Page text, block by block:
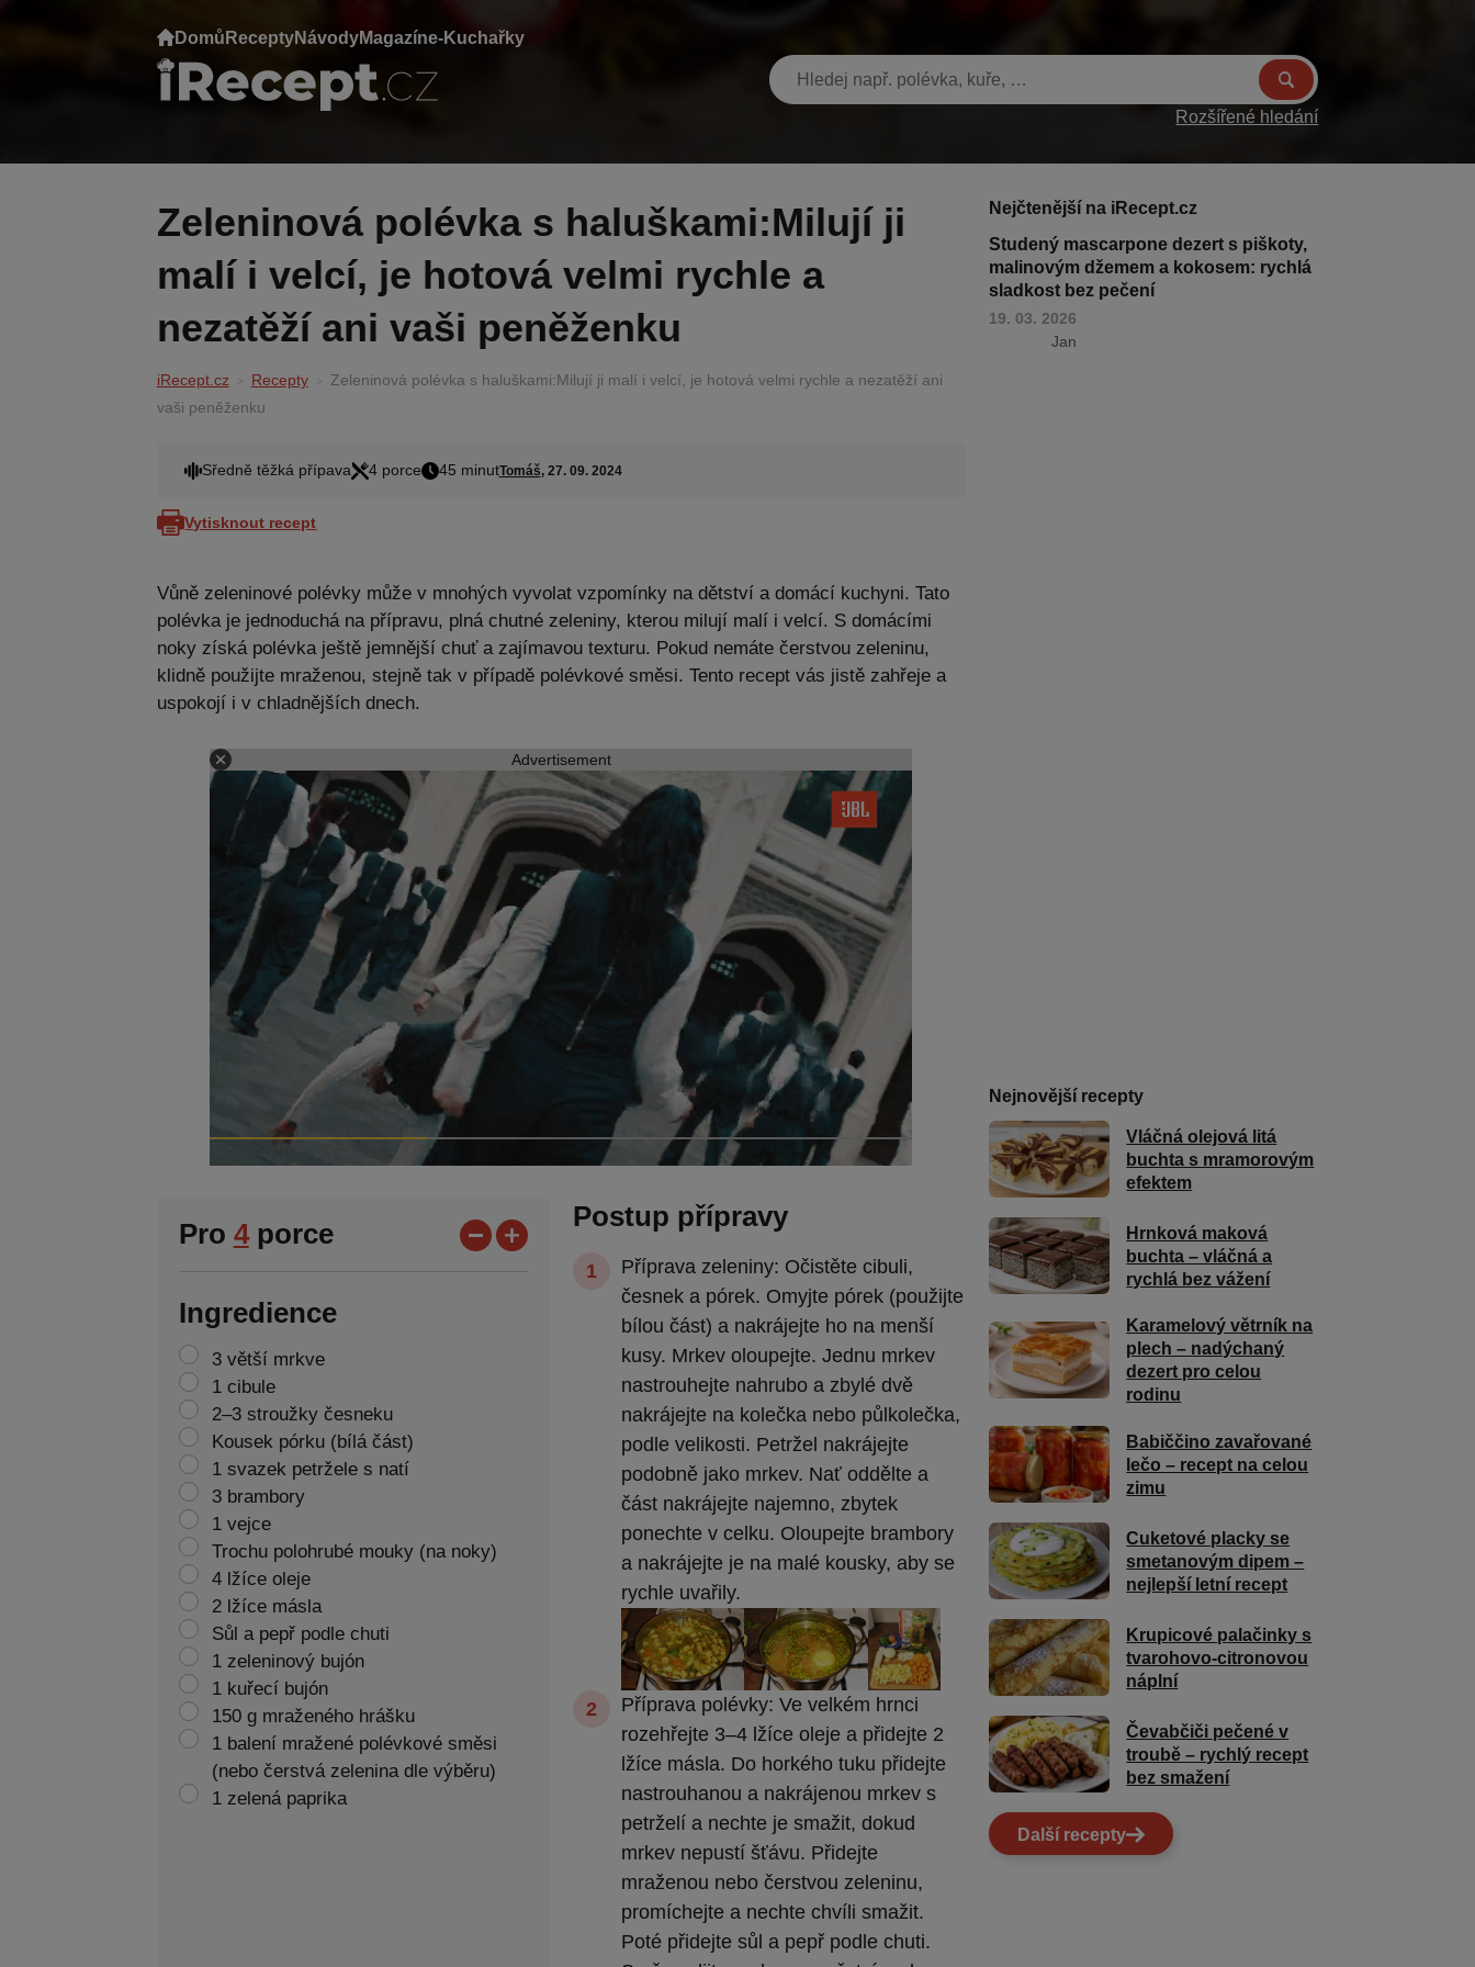
Domů ReceptyNávodyMagazíne-Kuchařky
Rozšířené hledání
Zeleninová polévka s haluškami:Milují ji
malí i velcí, je hotová velmi rychle a
nezatěží ani vaši peněženku
iRecept.cz Recepty
Zeleninová polévka s haluškami:Milují ji malí i velcí, je hotová velmi rychle a nezatěží ani
vaši peněženku
Sředně těžká přípava 4 porce 45 minutTomáš, 27. 09. 2024
Vytisknout recept
Vůně zeleninové polévky může v mnohých vyvolat vzpomínky na dětství a domácí kuchyni. Tato
polévka je jednoduchá na přípravu, plná chutné zeleniny, kterou milují malí i velcí. S domácími
noky získá polévka ještě jemnější chuť a zajímavou texturu. Pokud nemáte čerstvou zeleninu,
klidně použijte mraženou, stejně tak v případě polévkové směsi. Tento recept vás jistě zahřeje a
uspokojí i v chladnějších dnech.
Advertisement
Pro 4porce
Ingredience
3 větší mrkve
1 cibule
2–3 stroužky česneku
Kousek pórku (bílá část)
1 svazek petržele s natí
3 brambory
1 vejce
Trochu polohrubé mouky (na noky)
4 lžíce oleje
2 lžíce másla
Sůl a pepř podle chuti
1 zeleninový bujón
1 kuřecí bujón
150 g mraženého hrášku
1 balení mražené polévkové směsi
(nebo čerstvá zelenina dle výběru)
1 zelená paprika
Postup přípravy
Příprava zeleniny: Očistěte cibuli,
česnek a pórek. Omyjte pórek (použijte
bílou část) a nakrájejte ho na menší
kusy. Mrkev oloupejte. Jednu mrkev
nastrouhejte nahrubo a zbylé dvě
nakrájejte na kolečka nebo půlkolečka,
podle velikosti. Petržel nakrájejte
podobně jako mrkev. Nať oddělte a
část nakrájejte najemno, zbytek
ponechte v celku. Oloupejte brambory
a nakrájejte je na malé kousky, aby se
rychle uvařily.
Příprava polévky: Ve velkém hrnci
rozehřejte 3–4 lžíce oleje a přidejte 2
lžíce másla. Do horkého tuku přidejte
nastrouhanou a nakrájenou mrkev s
petrželí a nechte je smažit, dokud
mrkev nepustí šťávu. Přidejte
mraženou nebo čerstvou zeleninu,
promíchejte a nechte chvíli smažit.
Poté přidejte sůl a pepř podle chuti.
Nejčtenější na iRecept.cz
Studený mascarpone dezert s piškoty,
malinovým džemem a kokosem: rychlá
sladkost bez pečení
19. 03. 2026
Jan
Nejnovější recepty
Vláčná olejová litá
buchta s mramorovým
efektem
Hrnková maková
buchta – vláčná a
rychlá bez vážení
Karamelový větrník na
plech – nadýchaný
dezert pro celou
rodinu
Babiččino zavařované
lečo – recept na celou
zimu
Cuketové placky se
smetanovým dipem –
nejlepší letní recept
Krupicové palačinky s
tvarohovo-citronovou
náplní
Čevabčiči pečené v
troubě – rychlý recept
bez smažení
Další recepty